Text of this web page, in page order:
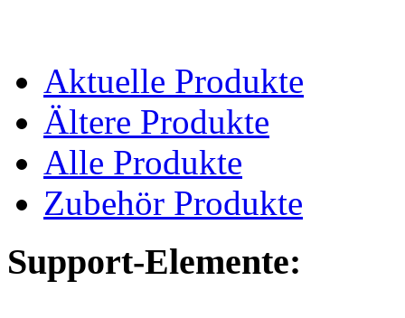
Aktuelle Produkte
Ältere Produkte
Alle Produkte
Zubehör Produkte
Support-Elemente: